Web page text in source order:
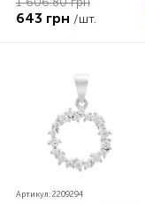
643 грн /шт.
Артикул: 2209294